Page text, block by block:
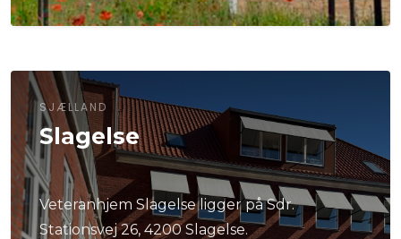
SJÆLLAND
Slagelse
Veteranhjem Slagelse ligger på Sdr.
Stationsvej 26, 4200 Slagelse.